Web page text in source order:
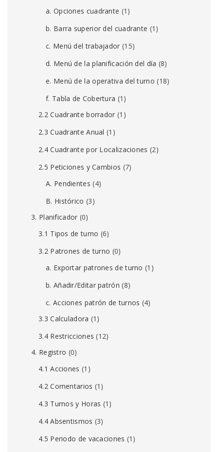
a. Opciones cuadrante (1)
b. Barra superior del cuadrante (1)
c. Menú del trabajador (15)
d. Menú de la planificación del día (8)
e. Menú de la operativa del turno (18)
f. Tabla de Cobertura (1)
2.2 Cuadrante borrador (1)
2.3 Cuadrante Anual (1)
2.4 Cuadrante por Localizaciones (2)
2.5 Peticiones y Cambios (7)
A. Pendientes (4)
B. Histórico (3)
3. Planificador (0)
3.1 Tipos de turno (6)
3.2 Patrones de turno (0)
a. Exportar patrones de turno (1)
b. Añadir/Editar patrón (8)
c. Acciones patrón de turnos (4)
3.3 Calculadora (1)
3.4 Restricciones (12)
4. Registro (0)
4.1 Acciones (1)
4.2 Comentarios (1)
4.3 Turnos y Horas (1)
4.4 Absentismos (3)
4.5 Periodo de vacaciones (1)